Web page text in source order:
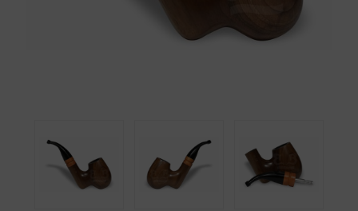
Blends Para Cachimbo
Blends Para Enrolar